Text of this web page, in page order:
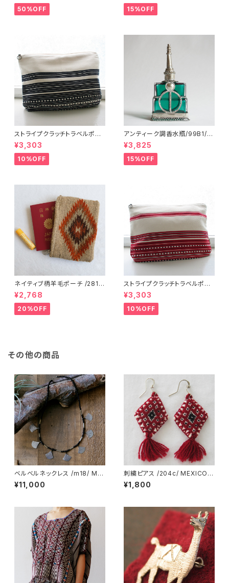
50%OFF 15%OFF
ストライプクラッチトラベルポー
チ/ L /147/Blue/ HUNGARY
ハンガリー
¥3,303
10%OFF
アンティーク調香水瓶/99B1/M
OROCCO モロッコ
¥3,825
15%OFF
ネイティブ柄羊毛ポーチ /281f/
MEXICO メキシコ
¥2,768
20%OFF
ストライプクラッチトラベルポー
チ / L /147/Red/ HUNGARY
ハンガリー
¥3,303
10%OFF
その他の商品
ベルベルネックレス /m18/ MO
ROCCO モロッコ
¥11,000
刺繍ピアス /204c/ MEXICO
メキシコ
¥1,800